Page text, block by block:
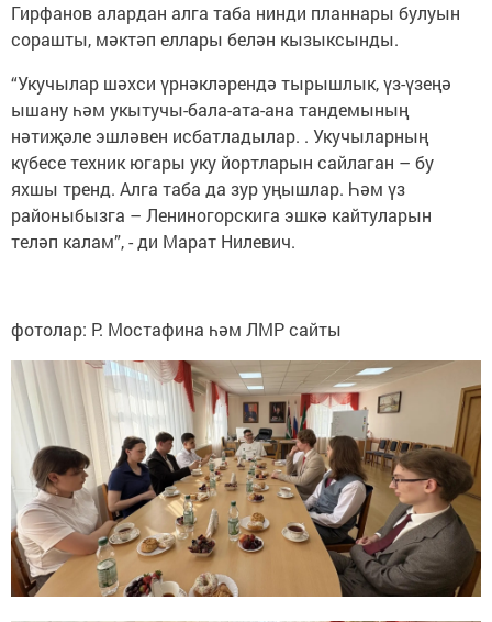
Гирфанов алардан алга таба нинди планнары булуын
сорашты, мәктәп еллары белән кызыксынды.
“Укучылар шәхси үрнәкләрендә тырышлык, үз-үзеңә
ышану һәм укытучы-бала-ата-ана тандемының
нәтиҗәле эшләвен исбатладылар. . Укучыларның
күбесе техник югары уку йортларын сайлаган – бу
яхшы тренд. Алга таба да зур уңышлар. Һәм үз
районыбызга – Лениногорскига эшкә кайтуларын
теләп калам”, - ди Марат Нилевич.
фотолар: Р. Мостафина һәм ЛМР сайты